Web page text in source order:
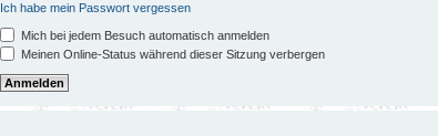
Ich habe mein Passwort vergessen
Mich bei jedem Besuch automatisch anmelden
Meinen Online-Status während dieser Sitzung verbergen